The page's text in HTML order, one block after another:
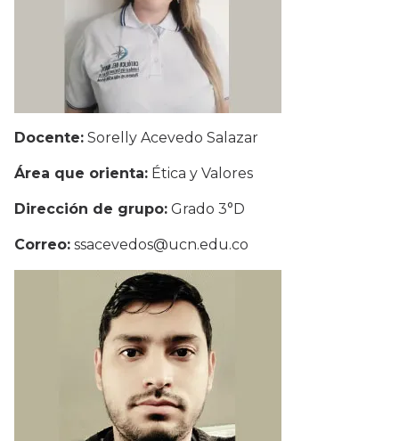
Docente: Sorelly Acevedo Salazar
Área que orienta: Ética y Valores
Dirección de grupo: Grado 3°D
Correo: ssacevedos@ucn.edu.co